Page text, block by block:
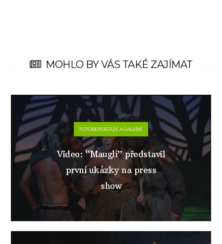
MOHLO BY VÁS TAKÉ ZAJÍMAT
FOTOREPORTÁŽE A GALERIE
Video: “Mauglí” představil
první ukázky na press
show